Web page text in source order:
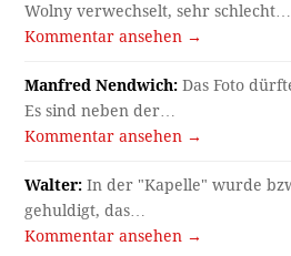
Wolny verwechselt, sehr schlecht…
Kommentar ansehen →
Manfred Nendwich: Das Foto
Es sind neben der…
Kommentar ansehen →
Walter: In der "Kapelle" wurde
gehuldigt, das…
Kommentar ansehen →